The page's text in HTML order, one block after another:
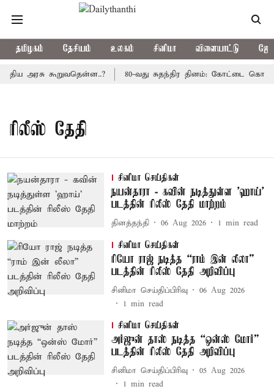
தமிழகம் தேசியம் உலகம் சினிமா விளையாட்டு
அரசு கூறுவதென்ன..? 80-வது சுதந்திர தினம்: கோட்டை
ரிலீஸ் தேதி
சினிமா செய்திகள்
நயன்தாரா - கவின் நடித்துள்ள 'ஹாய்'
படத்தின் ரிலீஸ் தேதி மாற்றம்
தினத்தந்தி 06 Aug 2026 1 min read
சினிமா செய்திகள்
ரியோ ராஜ் நடித்த “ராம் இன் லீலா”
படத்தின் ரிலீஸ் தேதி அறிவிப்பு
சினிமா செய்திப்பிரிவு
06 Aug 2026
1 min read
சினிமா செய்திகள்
அர்ஜுன் தாஸ் நடித்த “ஒன்ஸ் மோர்”
படத்தின் ரிலீஸ் தேதி அறிவிப்பு
சினிமா செய்திப்பிரிவு
05 Aug 2026
1 min read